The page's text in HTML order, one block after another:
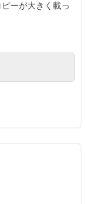
ーが大きく載っ